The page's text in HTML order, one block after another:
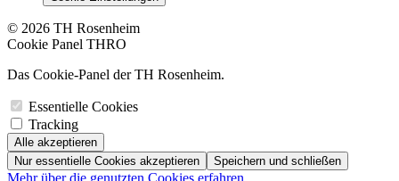
© 2026 TH Rosenheim
Cookie Panel THRO
Das Cookie-Panel der TH Rosenheim.
Essentielle Cookies
Tracking
Alle akzeptieren
Nur essentielle Cookies akzeptieren
Speichern und schließen